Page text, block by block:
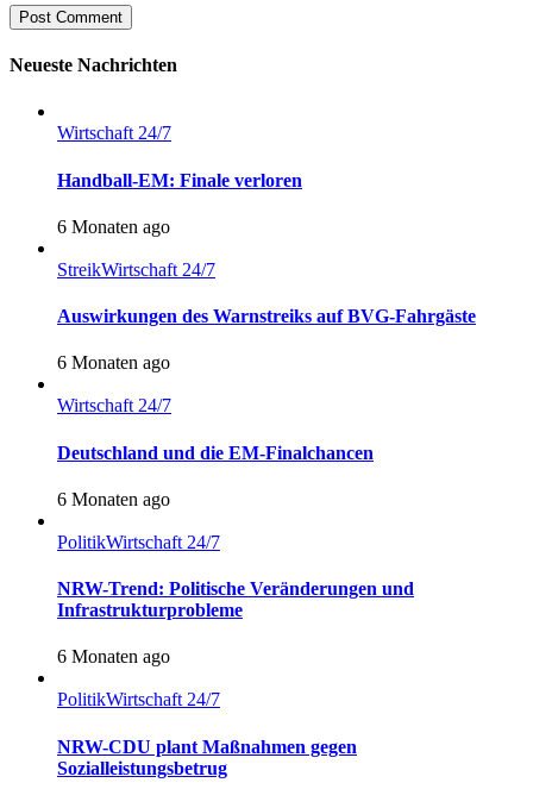
Post Comment
Neueste Nachrichten
Wirtschaft 24/7
Handball-EM: Finale verloren
6 Monaten ago
StreikWirtschaft 24/7
Auswirkungen des Warnstreiks auf BVG-Fahrgäste
6 Monaten ago
Wirtschaft 24/7
Deutschland und die EM-Finalchancen
6 Monaten ago
PolitikWirtschaft 24/7
NRW-Trend: Politische Veränderungen und
Infrastrukturprobleme
6 Monaten ago
PolitikWirtschaft 24/7
NRW-CDU plant Maßnahmen gegen
Sozialleistungsbetrug